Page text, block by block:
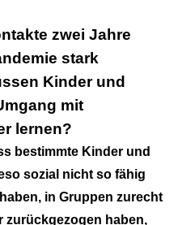
zwei Jahre
stark
Kinder und
mit
lernen?
bestimmte Kinder und
sozial nicht so fähig
in Gruppen zurecht
zurückgezogen haben,